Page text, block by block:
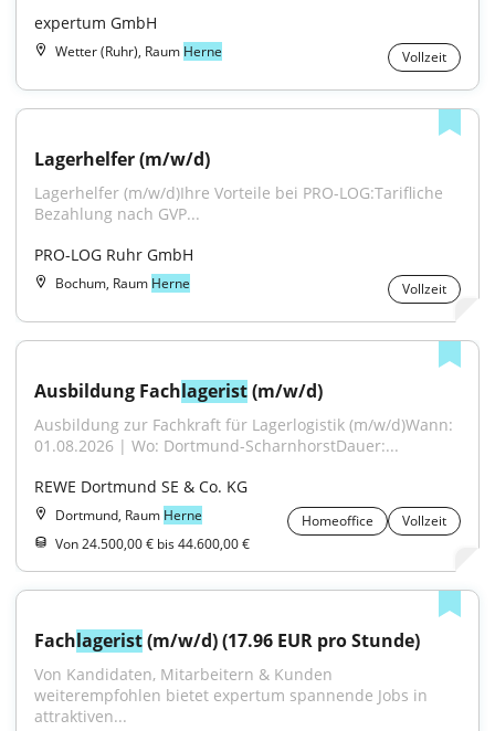
expertum GmbH
Wetter (Ruhr), Raum Herne Vollzeit
Lagerhelfer (m/w/d)
Lagerhelfer (m/w/d)Ihre Vorteile bei PRO-LOG:Tarifliche
Bezahlung nach GVP...
PRO-LOG Ruhr GmbH
Bochum, Raum Herne Vollzeit
Ausbildung Fachlagerist (m/w/d)
Ausbildung zur Fachkraft für Lagerlogistik (m/w/d)Wann:
01.08.2026 | Wo: Dortmund-ScharnhorstDauer:...
REWE Dortmund SE & Co. KG
Dortmund, Raum Herne Homeoffice
Vollzeit
Von 24.500,00 € bis 44.600,00 €
Fachlagerist (m/w/d) (17.96 EUR pro Stunde)
Von Kandidaten, Mitarbeitern & Kunden
weiterempfohlen bietet expertum spannende Jobs in
attraktiven...